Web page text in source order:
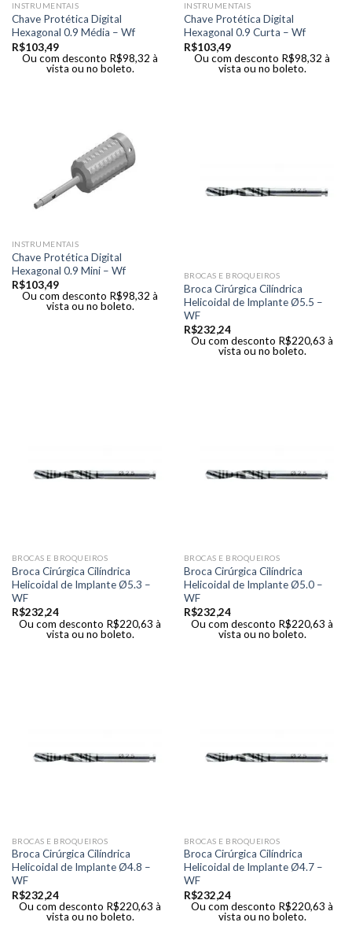
INSTRUMENTAIS
Chave Protética Digital
Hexagonal 0.9 Média – Wf
R$103,49
Ou com desconto R$98,32 à
vista ou no boleto.
INSTRUMENTAIS
Chave Protética Digital
Hexagonal 0.9 Curta – Wf
R$103,49
Ou com desconto R$98,32 à
vista ou no boleto.
INSTRUMENTAIS
Chave Protética Digital
Hexagonal 0.9 Mini – Wf
R$103,49
Ou com desconto R$98,32 à
vista ou no boleto.
BROCAS E BROQUEIROS
Broca Cirúrgica Cilíndrica
Helicoidal de Implante Ø5.5 –
WF
R$232,24
Ou com desconto R$220,63 à
vista ou no boleto.
BROCAS E BROQUEIROS
Broca Cirúrgica Cilíndrica
Helicoidal de Implante Ø5.3 –
WF
R$232,24
Ou com desconto R$220,63 à
vista ou no boleto.
BROCAS E BROQUEIROS
Broca Cirúrgica Cilíndrica
Helicoidal de Implante Ø5.0 –
WF
R$232,24
Ou com desconto R$220,63 à
vista ou no boleto.
BROCAS E BROQUEIROS
Broca Cirúrgica Cilíndrica
Helicoidal de Implante Ø4.8 –
WF
R$232,24
Ou com desconto R$220,63 à
vista ou no boleto.
BROCAS E BROQUEIROS
Broca Cirúrgica Cilíndrica
Helicoidal de Implante Ø4.7 –
WF
R$232,24
Ou com desconto R$220,63 à
vista ou no boleto.